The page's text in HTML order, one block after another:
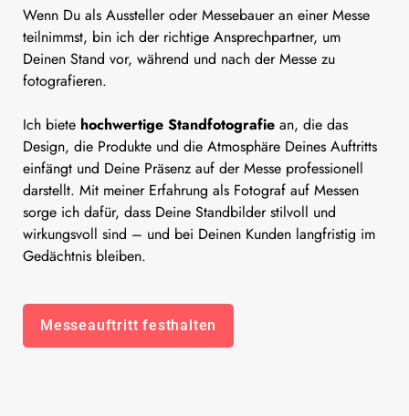
Wenn Du als Aussteller oder Messebauer an einer Messe
teilnimmst, bin ich der richtige Ansprechpartner, um
Deinen Stand vor, während und nach der Messe zu
fotografieren.
Ich biete hochwertige Standfotografie an, die das
Design, die Produkte und die Atmosphäre Deines Auftritts
einfängt und Deine Präsenz auf der Messe professionell
darstellt. Mit meiner Erfahrung als Fotograf auf Messen
sorge ich dafür, dass Deine Standbilder stilvoll und
wirkungsvoll sind – und bei Deinen Kunden langfristig im
Gedächtnis bleiben.
Messeauftritt festhalten